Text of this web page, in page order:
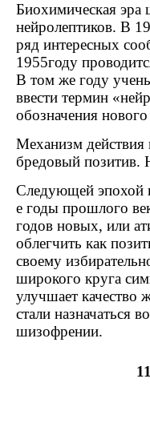
Биохимическая эра
нейролептиков. В
ряд интересных
1955году
В том же году
ввести термин
обозначения
Механизм действия
бредовый позитив.
Следующей эпохой
е годы прошлого
годов новых, или
облегчить как
своему
широкого круга
улучшает качество
стали назначаться
шизофрении.